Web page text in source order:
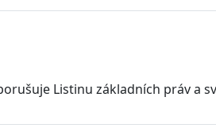
Listinu základních práv a